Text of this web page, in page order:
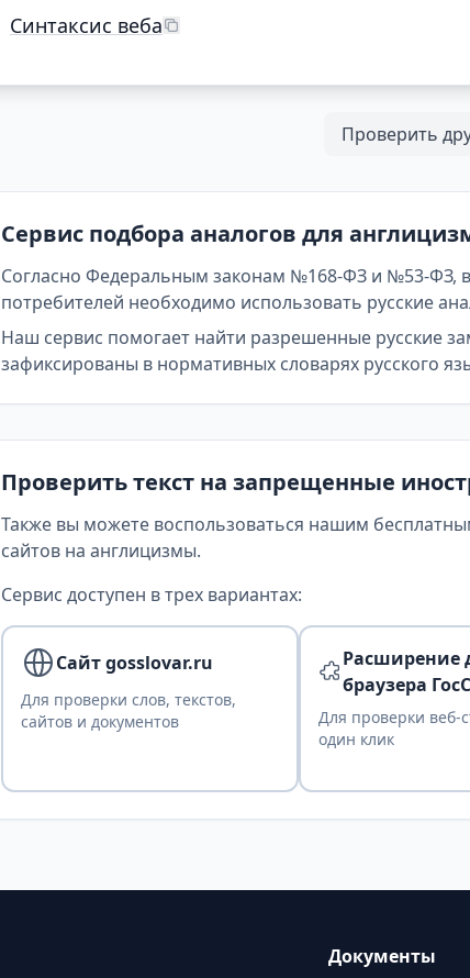
Синтаксис веба
Проверить
Сервис подбора аналогов для
Согласно Федеральным законам №168-ФЗ и №53-ФЗ,
потребителей необходимо использовать русские
Наш сервис помогает найти разрешенные русские
зафиксированы в нормативных словарях русского
Проверить текст на запрещенные
Также вы можете воспользоваться нашим
сайтов на англицизмы.
Сервис доступен в трех вариантах:
Сайт gosslovar.ru
Для проверки слов, текстов,
сайтов и документов
Расширение
браузера
Для проверки веб-
один клик
Документы